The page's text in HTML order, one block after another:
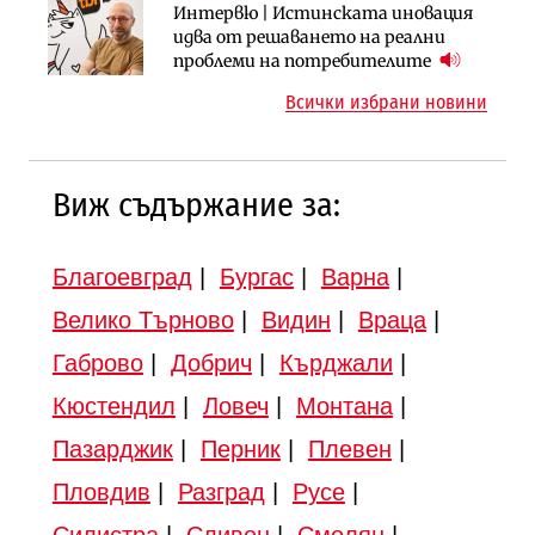
Интервю | Истинската иновация
идва от решаването на реални
проблеми на потребителите
Инфраструктура
АПИ възложи промяната на
парцеларния план за
Инфраструктура
Вторият мост над Варненското
езеро става част от бъдещата
Всички избрани новини
Виж съдържание за:
Благоевград Бургас| Варна|
Велико Търново| Видин Враца|
Габрово| Добрич Кърджали
Кюстендил
Ловеч Монтана|
Пазарджик| Перник| Плевен
Пловдив
Разград Русе|